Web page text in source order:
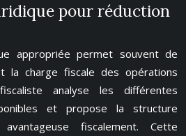
pour réduction
appropriée permet souvent de
la charge fiscale des opérations
analyse les différentes
et propose la structure
fiscalement. Cette